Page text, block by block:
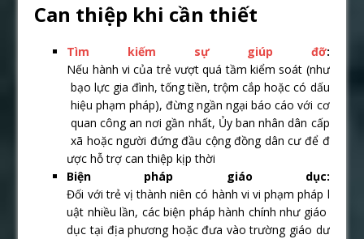
Can thiệp khi cần thiết
Tìm kiếm sự giúp đỡ:
Nếu hành vi của trẻ vượt quá tầm kiểm soát (như
bạo lực gia đình, tống tiền, trộm cắp hoặc có dấu
hiệu phạm pháp), đừng ngần ngại báo cáo với cơ
quan công an nơi gần nhất, Ủy ban nhân dân cấp
xã hoặc người đứng đầu cộng đồng dân cư để đ
ược hỗ trợ can thiệp kịp thời
Biện pháp giáo dục:
Đối với trẻ vị thành niên có hành vi vi phạm pháp l
uật nhiều lần, các biện pháp hành chính như giáo
dục tại địa phương hoặc đưa vào trường giáo dư